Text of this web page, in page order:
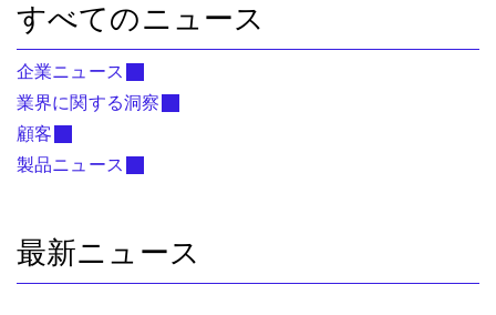
すべてのニュース
企業ニュース
業界に関する洞察
顧客
製品ニュース
最新ニュース